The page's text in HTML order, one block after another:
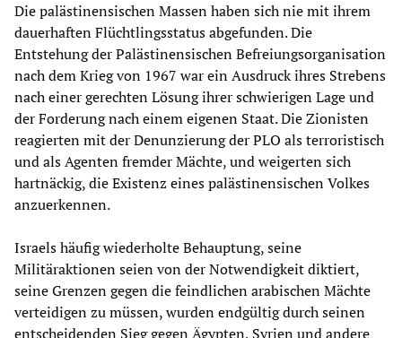
Die palästinensischen Massen haben sich nie mit ihrem
dauerhaften Flüchtlingsstatus abgefunden. Die
Entstehung der Palästinensischen Befreiungsorganisation
nach dem Krieg von 1967 war ein Ausdruck ihres Strebens
nach einer gerechten Lösung ihrer schwierigen Lage und
der Forderung nach einem eigenen Staat. Die Zionisten
reagierten mit der Denunzierung der PLO als terroristisch
und als Agenten fremder Mächte, und weigerten sich
hartnäckig, die Existenz eines palästinensischen Volkes
anzuerkennen.
Israels häufig wiederholte Behauptung, seine
Militäraktionen seien von der Notwendigkeit diktiert,
seine Grenzen gegen die feindlichen arabischen Mächte
verteidigen zu müssen, wurden endgültig durch seinen
entscheidenden Sieg gegen Ägypten, Syrien und andere